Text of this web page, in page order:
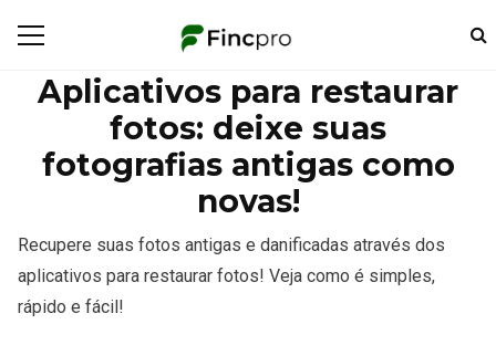
Aplicativos para restaurar
fotos: deixe suas
fotografias antigas como
novas!
Recupere suas fotos antigas e danificadas através dos
aplicativos para restaurar fotos! Veja como é simples,
rápido e fácil!